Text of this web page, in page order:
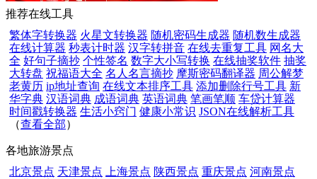
推荐在线工具
繁体字转换器 火星文转换器 随机密码生成器 随机数生成器
在线计算器 秒表计时器 汉字转拼音 在线去重复工具 网名大
全 好句子摘抄 个性签名 数字大小写转换 在线抽奖软件 抽奖
大转盘 祝福语大全 名人名言摘抄 摩斯密码翻译器 周公解梦
老黄历 ip地址查询 在线文本排序工具 添加删除行号工具 新
华字典 汉语词典 成语词典 英语词典 笔画笔顺 车贷计算器
时间戳转换器 生活小窍门 健康小常识 JSON在线解析工具
（查看全部）
各地旅游景点
北京景点 天津景点 上海景点 陕西景点 重庆景点 河南景点